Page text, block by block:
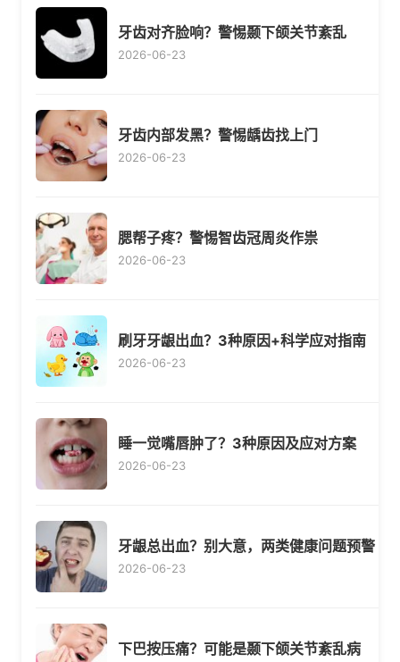
牙齿对齐脸响？警惕颞下颌关节紊乱
2026-06-23
牙齿内部发黑？警惕龋齿找上门
2026-06-23
腮帮子疼？警惕智齿冠周炎作祟
2026-06-23
刷牙牙龈出血？3种原因+科学应对指南
2026-06-23
睡一觉嘴唇肿了？3种原因及应对方案
2026-06-23
牙龈总出血？别大意，两类健康问题预警
2026-06-23
下巴按压痛？可能是颞下颌关节紊乱病